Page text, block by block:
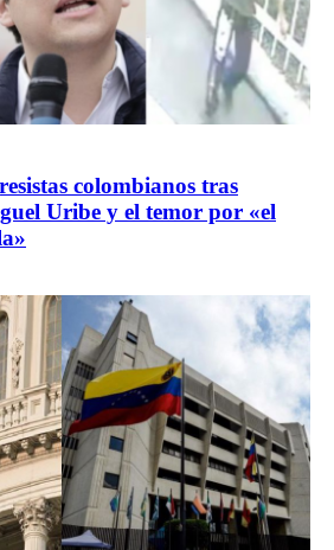
colombianos tras
Uribe y el temor por «el